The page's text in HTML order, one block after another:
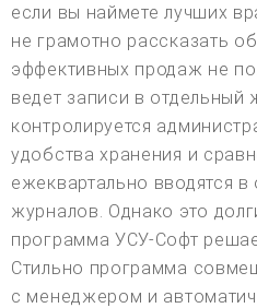
если вы наймете лучших
не грамотно рассказать
эффективных продаж не
ведет записи в
контролируется
удобства хранения и
ежеквартально вводятся
журналов. Однако это
программа УСУ-Софт
Стильно программа
с менеджером и